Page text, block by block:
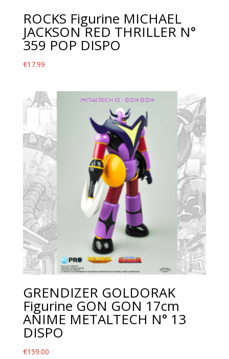
ROCKS Figurine MICHAEL
JACKSON RED THRILLER N°
359 POP DISPO
€17.99
GRENDIZER GOLDORAK
Figurine GON GON 17cm
ANIME METALTECH N° 13
DISPO
€159.00